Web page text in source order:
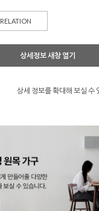
RELATION
상세정보 새창 열기
상세 정보를 확대해 보실 수